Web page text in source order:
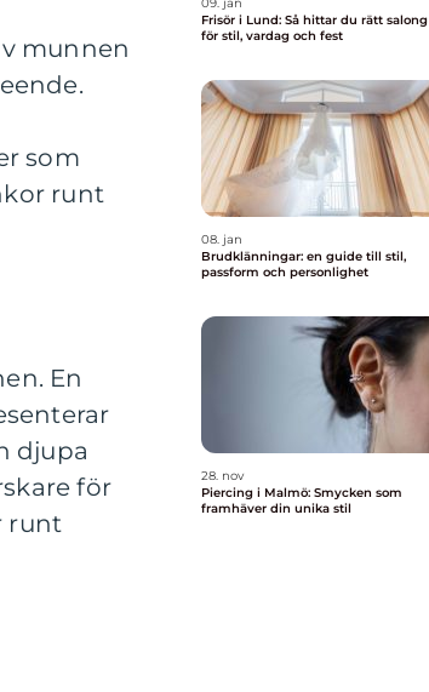
munnen
som
runt
En
djupa
för
runt
Frisör i Lund: Så hittar du rätt salong
för stil, vardag och fest
08. jan
Brudklänningar: en guide till stil,
passform och personlighet
28. nov
Piercing i Malmö: Smycken som
framhäver din unika stil